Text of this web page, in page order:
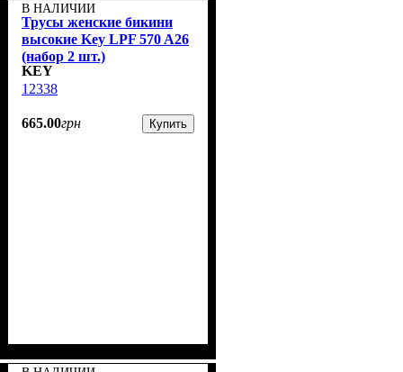
В НАЛИЧИИ
Трусы женские бикини
высокие Key LPF 570 A26
(набор 2 шт.)
KEY
12338
665.00грн Купить